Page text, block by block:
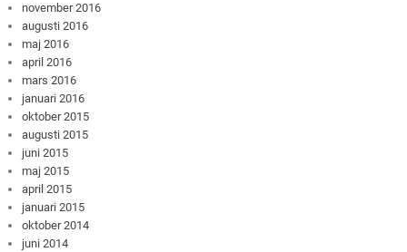
november 2016
augusti 2016
maj 2016
april 2016
mars 2016
januari 2016
oktober 2015
augusti 2015
juni 2015
maj 2015
april 2015
januari 2015
oktober 2014
juni 2014